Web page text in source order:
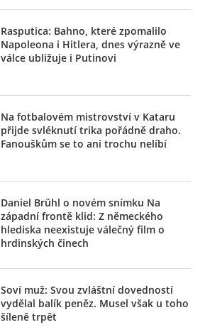
Rasputica: Bahno, které zpomalilo
Napoleona i Hitlera, dnes výrazně ve
válce ubližuje i Putinovi
Na fotbalovém mistrovství v Kataru
přijde svléknutí trika pořádně draho.
Fanouškům se to ani trochu nelíbí
Daniel Brühl o novém snímku Na
západní frontě klid: Z německého
hlediska neexistuje válečný film o
hrdinských činech
Soví muž: Svou zvláštní dovedností
vydělal balík peněz. Musel však u toho
šíleně trpět